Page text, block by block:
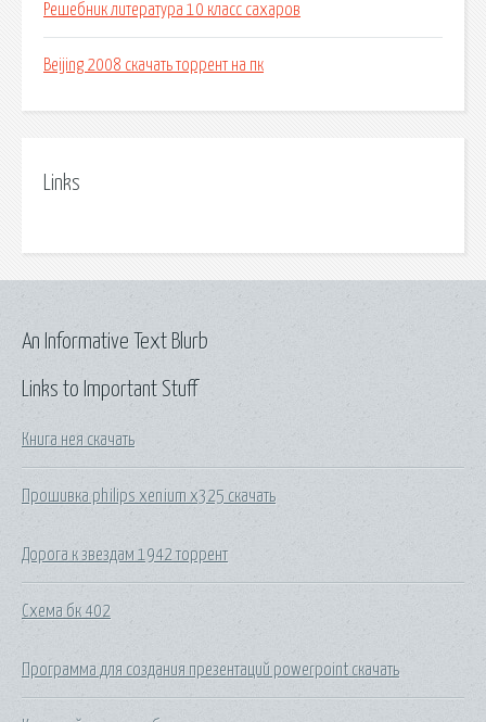
Решебник литература 10 класс сахаров
Beijing 2008 скачать торрент на пк
Links
Links to Important Stuff
Книга нея скачать
Прошивка philips xenium x325 скачать
Дорога к звездам 1942 торрент
Схема бк 402
Программа для создания презентаций powerpoint скачать
An Informative Text Blurb